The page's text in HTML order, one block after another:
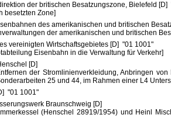
der britischen Besatzungszone, Bielefeld [D]
besetzten Zone]
des amerikanischen und britischen
der amerikanischen und britischen
vereinigten Wirtschaftsgebietes [D] "01 1001"
Eisenbahn in die Verwaltung für Verkehr]
[D]
der Stromlinienverkleidung, Anbringen
25 und 44, im Rahmen einer L4
"01 1001"
Braunschweig [D]
(Henschel 28919/1954) und Heinl